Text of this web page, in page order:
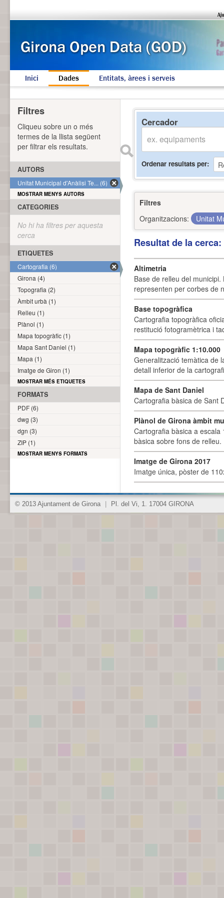
Inici Dades Entitats, àrees i serveis
Cercador
Ordenar resultats per
Filtres
Organitzacions:
Unitat
Resultat de la
Altimetria
Base de relleu del
representen per corbes de
Base topogràfica
Cartografia topogràfica
restitució fotogramètrica i
Mapa topogràfic 1:10.000
Generalització temàtica de
detall inferior de la
Mapa de Sant Daniel
Cartografia bàsica de Sant
Plànol de Girona àmbit
Cartografia bàsica a
bàsica sobre fons de
Imatge de Girona 2017
Imatge única, pòster de
Filtres
Cliqueu sobre un o més
termes de la llista següent
per filtrar els resultats.
AUTORS
Unitat Municipal d'Anàlisi Te... (6)
MOSTRAR MENYS AUTORS
CATEGORIES
No hi ha filtres per aquesta
cerca
ETIQUETES
Cartografia (6)
Girona (4)
Topografia (2)
Àmbit urbà (1)
Relleu (1)
Plànol (1)
Mapa topogràfic (1)
Mapa Sant Daniel (1)
Mapa (1)
Imatge de Giron (1)
MOSTRAR MÉS ETIQUETES
FORMATS
PDF (6)
dwg (3)
dgn (3)
ZIP (1)
MOSTRAR MENYS FORMATS
© 2013 Ajuntament de Girona Pl. del Vi, 1. 17004 GIRONA